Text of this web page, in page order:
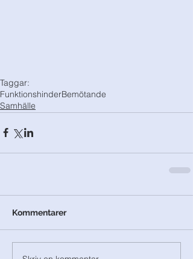
Taggar:
FunktionshinderBemötande
Samhälle
Kommentarer